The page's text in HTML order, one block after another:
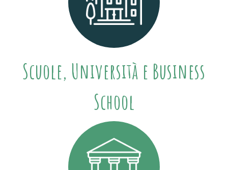
Scuole, Università e Business
School